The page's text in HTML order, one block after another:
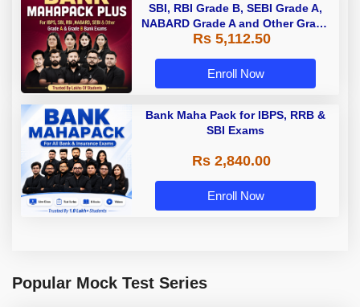
SBI, RBI Grade B, SEBI Grade A,
NABARD Grade A and Other Grade
A & Grade B Bank Exams
Rs 5,112.50
Enroll Now
Bank Maha Pack for IBPS, RRB &
SBI Exams
Rs 2,840.00
Enroll Now
Popular Mock Test Series